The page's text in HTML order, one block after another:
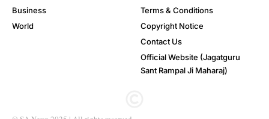
Business
World
Terms & Conditions
Copyright Notice
Contact Us
Official Website (Jagatguru
Sant Rampal Ji Maharaj)